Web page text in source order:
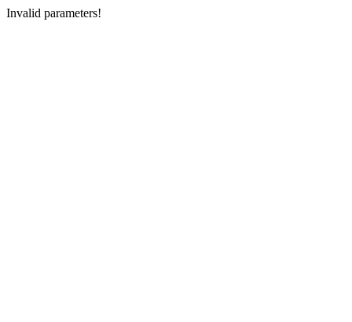
Invalid parameters!